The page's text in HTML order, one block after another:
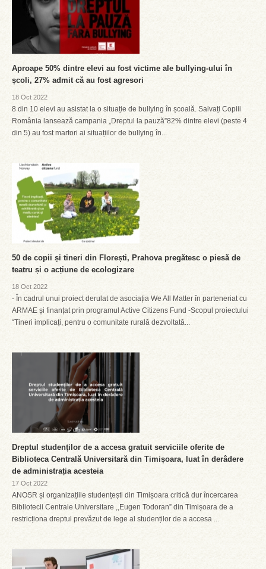
Aproape 50% dintre elevi au fost victime ale bullying-ului în
școli, 27% admit că au fost agresori
18 Oct 2022
8 din 10 elevi au asistat la o situație de bullying în școală. Salvați Copiii
România lansează campania „Dreptul la pauză”82% dintre elevi (peste 4
din 5) au fost martori ai situațiilor de bullying în...
50 de copii și tineri din Florești, Prahova pregătesc o piesă de
teatru și o acțiune de ecologizare
18 Oct 2022
- În cadrul unui proiect derulat de asociația We All Matter în parteneriat cu
ARMAE și finanțat prin programul Active Citizens Fund -Scopul proiectului
“Tineri implicați, pentru o comunitate rurală dezvoltată...
Dreptul studenților de a accesa gratuit serviciile oferite de
Biblioteca Centrală Universitară din Timișoara, luat în derâdere
de administrația acesteia
17 Oct 2022
ANOSR și organizațiile studențești din Timișoara critică dur încercarea
Bibliotecii Centrale Universitare ,,Eugen Todoran” din Timișoara de a
restricționa dreptul prevăzut de lege al studenților de a accesa ...